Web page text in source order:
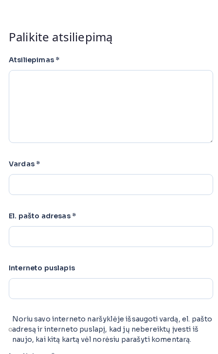
Palikite atsiliepimą
Atsiliepimas *
Vardas *
El. pašto adresas *
Interneto puslapis
Noriu savo interneto naršyklėje išsaugoti vardą, el. pašto
adresą ir interneto puslapį, kad jų nebereiktų įvesti iš
naujo, kai kitą kartą vėl norėsiu parašyti komentarą.